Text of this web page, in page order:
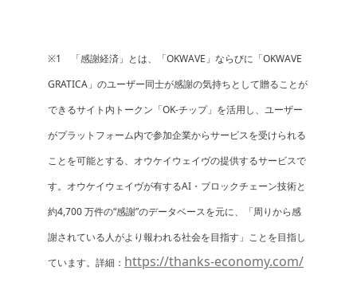
※1 「感謝経済」とは、「OKWAVE」ならびに「OKWAVE
GRATICA」のユーザー同士が感謝の気持ちとして贈ることが
できるサイト内トークン「OK-チップ」を活用し、ユーザー
がプラットフォーム内で参加企業からサービスを受けられる
ことを可能とする、オウケイウェイヴの提供するサービスで
す。オウケイウェイヴが有するAI・ブロックチェーン技術と
約4,700 万件の“感謝”のデータベースを元に、「周りから感
謝されている人がより報われる社会を目指す」ことを目指し
ています。詳細： https://thanks-economy.com/